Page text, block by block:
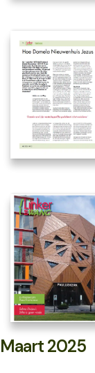
Maart 2025